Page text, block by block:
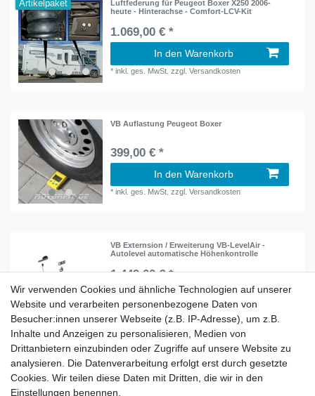
Artikelpaket
Luftfederung für Peugeot Boxer X250 2006-
heute - Hinterachse - Comfort-LCV-Kit
1.069,00 € *
In den Warenkorb
*inkl. ges. MwSt. zzgl.Versandkosten
VB Auflastung Peugeot Boxer
399,00 € *
In den Warenkorb
*inkl. ges. MwSt. zzgl.Versandkosten
VB Externsion / Erweiterung VB-LevelAir -
Autolevel automatische Höhenkontrolle
1.449,00 € *
In den Warenkorb
Zahlung und Versand
Wir verwenden Cookies und ähnliche Technologien auf unserer
Website und verarbeiten personenbezogene Daten von
Besucher:innen unserer Webseite (z.B. IP-Adresse), um z.B.
Inhalte und Anzeigen zu personalisieren, Medien von
Drittanbietern einzubinden oder Zugriffe auf unsere Website zu
analysieren. Die Datenverarbeitung erfolgt erst durch gesetzte
Cookies. Wir teilen diese Daten mit Dritten, die wir in den
Einstellungen benennen.